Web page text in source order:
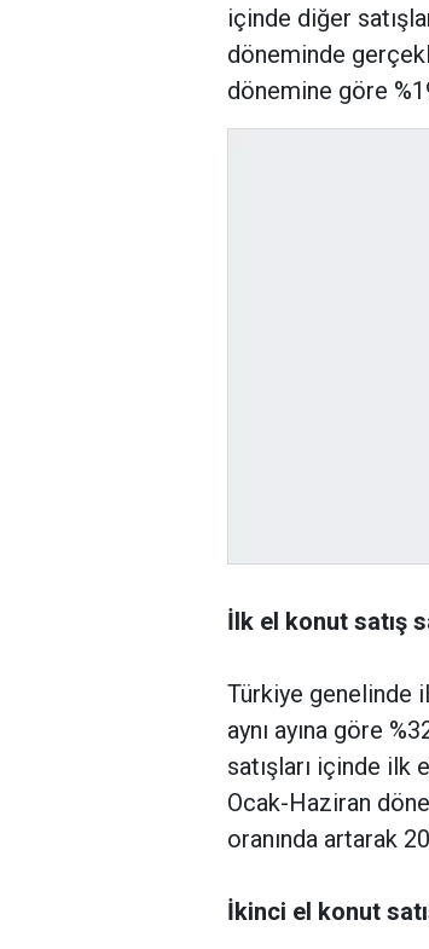
içinde diğer
döneminde
dönemine göre
İlk el konut satış
Türkiye genelinde
aynı ayına göre
satışları içinde ilk
Ocak-Haziran
oranında artarak
İkinci el konut